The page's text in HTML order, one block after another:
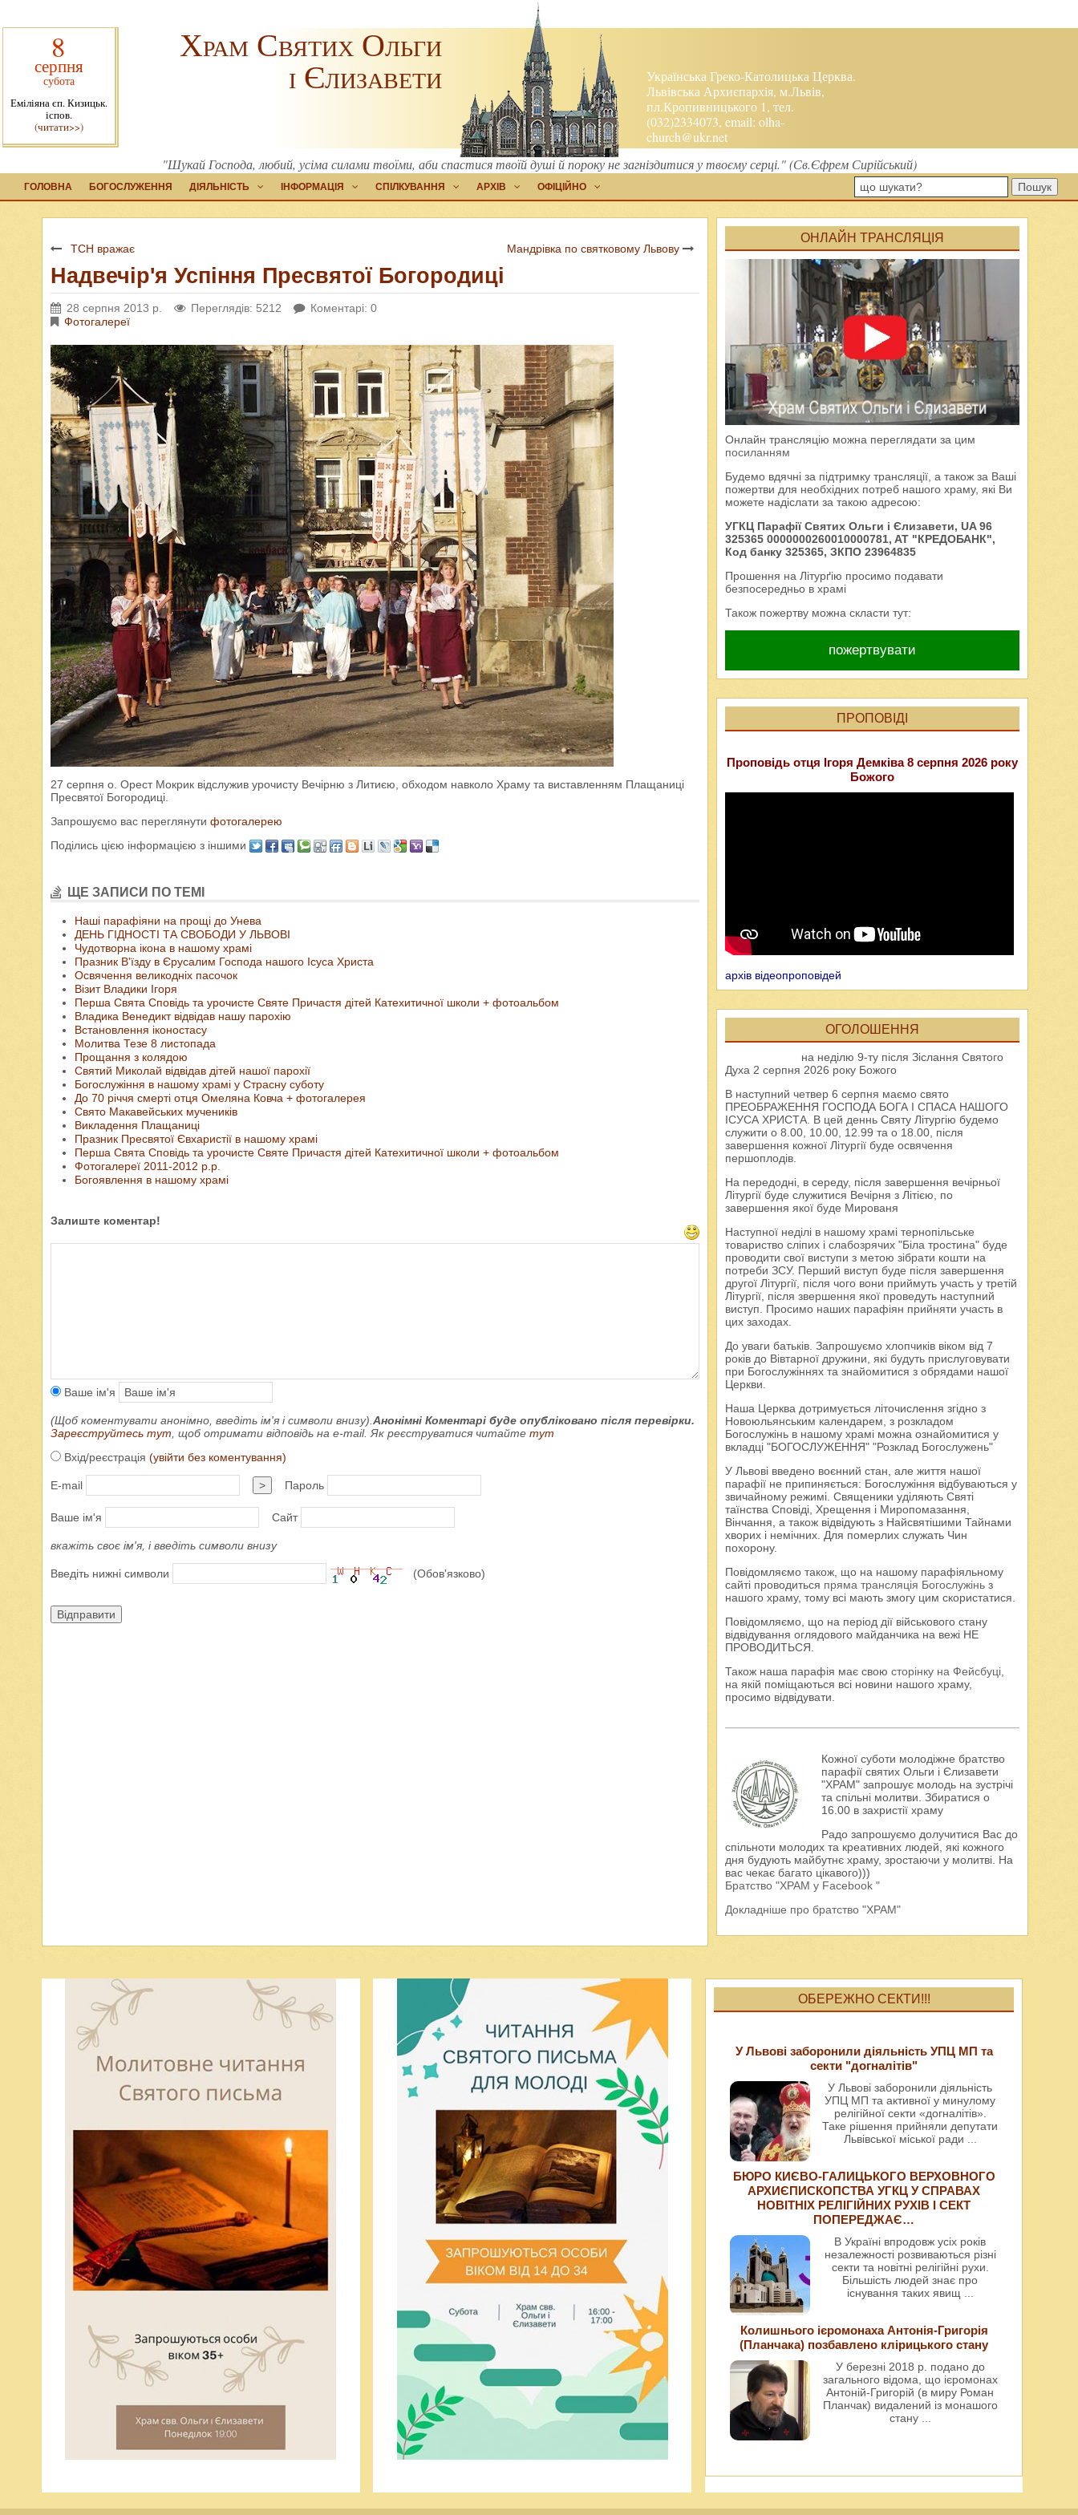
8
серпня
субота
Еміліяна єп. Кизицьк.
іспов.
(читати>>)
Українська Греко-Католицька Церква.
Львівська Архиєпархія, м.Львів,
пл.Кропивницького 1, тел.
(032)2334073, email:olha-
church@ukr.net
Храм Святих Ольги
і Єлизавети
"Шукай Господа, любий, усіма силами твоїми, аби спастися твоїй душі й пороку не загніздитися у твоєму серці." (Св.Єфрем Сирійський)
ГОЛОВНА БОГОСЛУЖЕННЯ ДІЯЛЬНІСТЬ ІНФОРМАЦІЯ СПІЛКУВАННЯ АРХІВ ОФІЦІЙНО Пошук
ТСН вражає Мандрівка по святковому Львову
Надвечір'я Успіння Пресвятої Богородиці
28 серпня 2013 р. Переглядів: 5212
Коментарі: 0
Фотогалереї
27 серпня о. Орест Мокрик відслужив урочисту Вечірню з Литиєю, обходом навколо Храму та виставленням Плащаниці
Пресвятої Богородиці.
Запрошуємо вас переглянути фотогалерею
Поділись цією інформацією з іншими
ЩЕ ЗАПИСИ ПО ТЕМІ
Наші парафіяни на прощі до Унева
ДЕНЬ ГІДНОСТІ ТА СВОБОДИ У ЛЬВОВІ
Чудотворна ікона в нашому храмі
Празник В'їзду в Єрусалим Господа нашого Ісуса Христа
Освячення великодніх пасочок
Візит Владики Ігоря
Перша Свята Сповідь та урочисте Святе Причастя дітей Катехитичної школи + фотоальбом
Владика Венедикт відвідав нашу парохію
Встановлення іконостасу
Молитва Тезе 8 листопада
Прощання з колядою
Святий Миколай відвідав дітей нашої парохії
Богослужіння в нашому храмі у Страсну суботу
До 70 річчя смерті отця Омеляна Ковча + фотогалерея
Свято Макавейських мучеників
Викладення Плащаниці
Празник Пресвятої Євхаристії в нашому храмі
Перша Свята Сповідь та урочисте Святе Причастя дітей Катехитичної школи + фотоальбом
Фотогалереї 2011-2012 р.р.
Богоявлення в нашому храмі
Залиште коментар!
Ваше ім'я
(Щоб коментувати анонімно, введіть ім'я і символи внизу).Анонімні Коментарі буде опубліковано після перевірки.
Зареєструйтесь тут, щоб отримати відповідь на e-mail. Як реєструватися читайте тут
Вхід/реєстрація (увійти без коментування)
E-mail > Пароль
Ваше ім'я Сайт
вкажіть своє ім'я, і введіть символи внизу
Введіть нижні символи (Обов'язково)
Відправити
ОНЛАЙН ТРАНСЛЯЦІЯ
Онлайн трансляцію можна переглядати за цим
посиланням
Будемо вдячні за підтримку трансляції, а також за Ваші
пожертви для необхідних потреб нашого храму, які Ви
можете надіслати за такою адресою:
УГКЦ Парафії Святих Ольги і Єлизавети, UA 96
325365 0000000260010000781, AT "КРЕДОБАНК",
Код банку 325365, ЗКПО 23964835
Прошення на Літурґію просимо подавати
безпосередньо в храмі
Також пожертву можна скласти тут:
пожертвувати
ПРОПОВІДІ
Проповідь отця Ігоря Демківа 8 серпня 2026 року
Божого
архів відеопроповідей
ОГОЛОШЕННЯ
на неділю 9-ту після Зіслання Святого
Духа 2 серпня 2026 року Божого
В наступний четвер 6 серпня маємо свято
ПРЕОБРАЖЕННЯ ГОСПОДА БОГА І СПАСА НАШОГО
ІСУСА ХРИСТА. В цей деннь Святу Літургію будемо
служити о 8.00, 10.00, 12.99 та о 18.00, після
завершення кожної Літургії буде освячення
першоплодів.
На передодні, в середу, після завершення вечірньої
Літургії буде служитися Вечірня з Літією, по
завершення якої буде Мированя
Наступної неділі в нашому храмі тернопільське
товариство сліпих і слабозрячих "Біла тростина" буде
проводити свої виступи з метою зібрати кошти на
потреби ЗСУ. Перший виступ буде після завершення
другої Літургії, після чого вони приймуть участь у третій
Літургії, після звершення якої проведуть наступний
виступ. Просимо наших парафіян прийняти участь в
цих заходах.
До уваги батьків. Запрошуємо хлопчиків віком від 7
років до Вівтарної дружини, які будуть прислуговувати
при Богослужіннях та знайомитися з обрядами нашої
Церкви.
Наша Церква дотримується літочислення згідно з
Новоюльянським календарем, з розкладом
Богослужінь в нашому храмі можна ознайомитися у
вкладці "БОГОСЛУЖЕННЯ" "Розклад Богослужень"
У Львові введено воєнний стан, але життя нашої
парафії не припиняється: Богослужіння відбуваються у
звичайному режимі. Священики уділяють Святі
таїнства Сповіді, Хрещення і Миропомазання,
Вінчання, а також відвідують з Найсвятішими Тайнами
хворих і немічних. Для померлих служать Чин
похорону.
Повідомляємо також, що на нашому парафіяльному
сайті проводиться пряма трансляція Богослужіньз
нашого храму, тому всі мають змогу цим скористатися.
Повідомляємо, що на період дії військового стану
відвідування оглядового майданчика на вежі НЕ
ПРОВОДИТЬСЯ.
Також наша парафія має свою сторінку на Фейсбуці,
на якій поміщаються всі новини нашого храму,
просимо відвідувати.
Кожної суботи молодіжне братство
парафії святих Ольги і Єлизавети
"ХРАМ" запрошує молодь на зустрічі
та спільні молитви. Збиратися о
16.00 в захристії храму
Радо запрошуємо долучитися Вас до
спільноти молодих та креативних людей, які кожного
дня будують майбутнє храму, зростаючи у молитві. На
вас чекає багато цікавого)))
Братство "ХРАМ у Facebook "
Докладніше про братство "ХРАМ"
ОБЕРЕЖНО СЕКТИ!!!
У Львові заборонили діяльність УПЦ МП та
секти "догналітів"
У Львові заборонили діяльність
УПЦ МП та активної у минулому
релігійної секти «догналітів».
Таке рішення прийняли депутати
Львівської міської ради
БЮРО КИЄВО-ГАЛИЦЬКОГО ВЕРХОВНОГО
АРХИЄПИСКОПСТВА УГКЦ У СПРАВАХ
НОВІТНІХ РЕЛІГІЙНИХ РУХІВ І СЕКТ
ПОПЕРЕДЖАЄ…
В Україні впродовж усіх років
незалежності розвиваються різні
секти та новітні релігійні рухи.
Більшість людей знає про
існування таких явищ
Колишнього ієромонаха Антонія-Григорія
(Планчака) позбавлено клірицького стану
У березні 2018 р. подано до
загального відома, що ієромонах
Антоній-Григорій (в миру Роман
Планчак) видалений із монашого
стану